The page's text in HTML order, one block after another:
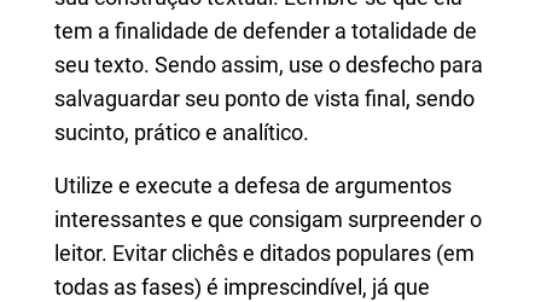
tem a finalidade de defender a totalidade de
seu texto. Sendo assim, use o desfecho para
salvaguardar seu ponto de vista final, sendo
sucinto, prático e analítico.
Utilize e execute a defesa de argumentos
interessantes e que consigam surpreender o
leitor. Evitar clichês e ditados populares (em
todas as fases) é imprescindível, já que